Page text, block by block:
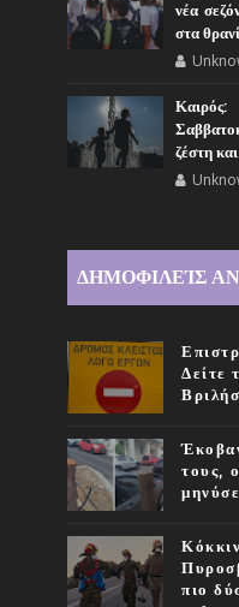
νέα
στα
ζέστη
ΔΗΜΟΦΙΛΕΊΣ
Δείτε
τους,
πιο